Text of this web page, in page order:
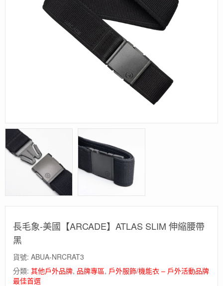
長毛象-美國【ARCADE】ATLAS SLIM 伸縮腰帶
黑
貨號: ABUA-NRCRAT3
分類: 其他戶外品牌, 品牌專區, 戶外服飾/機能衣 – 戶外活動品牌
最佳首選